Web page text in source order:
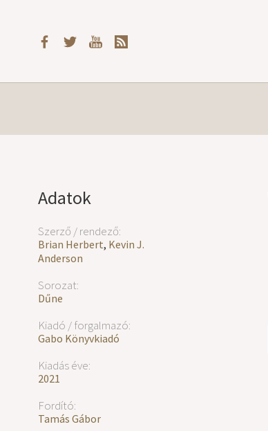
Adatok
Szerző / rendező:
Brian Herbert, Kevin J.
Anderson
Sorozat:
Dűne
Kiadó / forgalmazó:
Gabo Könyvkiadó
Kiadás éve:
2021
Fordító:
Tamás Gábor